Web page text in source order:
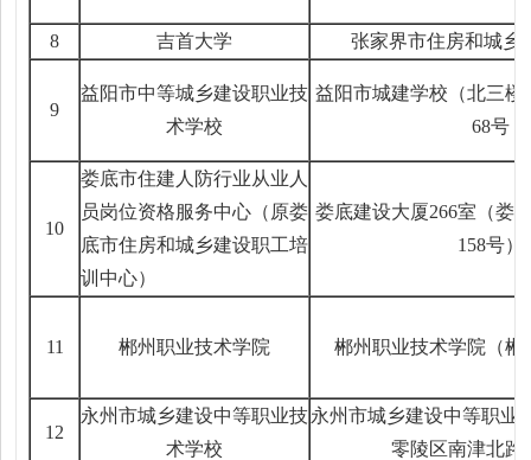
8 吉首大学 张家界市住房和城乡
9
益阳市中等城乡建设职业技
术学校
益阳市城建学校（北三楼
68号
10
娄底市住建人防行业从业人
员岗位资格服务中心（原娄
底市住房和城乡建设职工培
训中心）
娄底建设大厦266室（娄
158号）
11 郴州职业技术学院 郴州职业技术学院（郴
12
永州市城乡建设中等职业技
术学校
永州市城乡建设中等职业
零陵区南津北路